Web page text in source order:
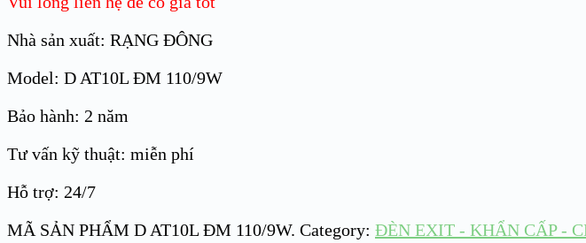
Nhà sản xuất: RẠNG ĐÔNG
Model: D AT10L ĐM 110/9W
Bảo hành: 2 năm
Tư vấn kỹ thuật: miễn phí
Hỗ trợ: 24/7
MÃ SẢN PHẨM D AT10L ĐM 110/9W. Category: ĐÈN EXIT - KHẨN CẤP -